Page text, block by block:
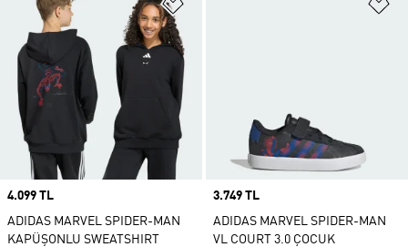
Price
4.099 TL
ADIDAS MARVEL SPIDER-MAN
KAPÜŞONLU SWEATSHIRT
Price
3.749 TL
ADIDAS MARVEL SPIDER-MAN
VL COURT 3.0 ÇOCUK